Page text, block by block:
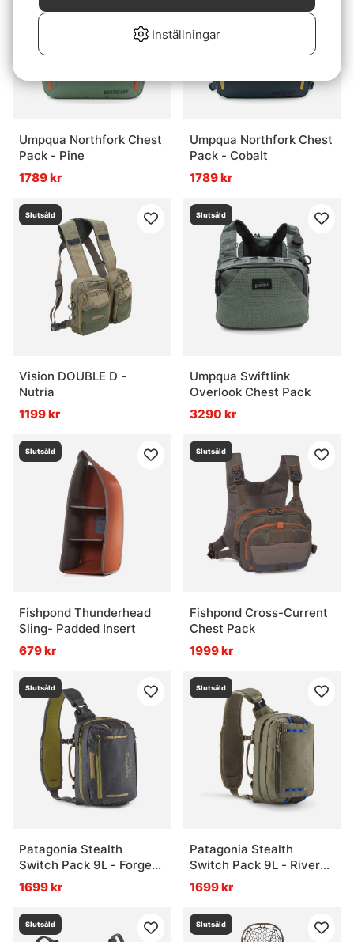
Umpqua Northfork Chest
Pack - Pine
1789 kr
Umpqua Northfork Chest
Pack - Cobalt
1789 kr
Slutsåld
Vision DOUBLE D -
Nutria
1199 kr
Slutsåld
Umpqua Swiftlink
Overlook Chest Pack
3290 kr
Slutsåld
Fishpond Thunderhead
Sling- Padded Insert
679 kr
Slutsåld
Fishpond Cross-Current
Chest Pack
1999 kr
Slutsåld
Patagonia Stealth
Switch Pack 9L - Forge
Grey
1699 kr
Slutsåld
Patagonia Stealth
Switch Pack 9L - River
Rock Green
1699 kr
Slutsåld Slutsåld
Inställningar